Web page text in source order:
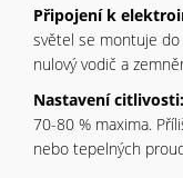
Připojení k
světel se montuje do
nulový vodič a
Nastavení citlivosti:
70-80 % maxima.
nebo tepelných